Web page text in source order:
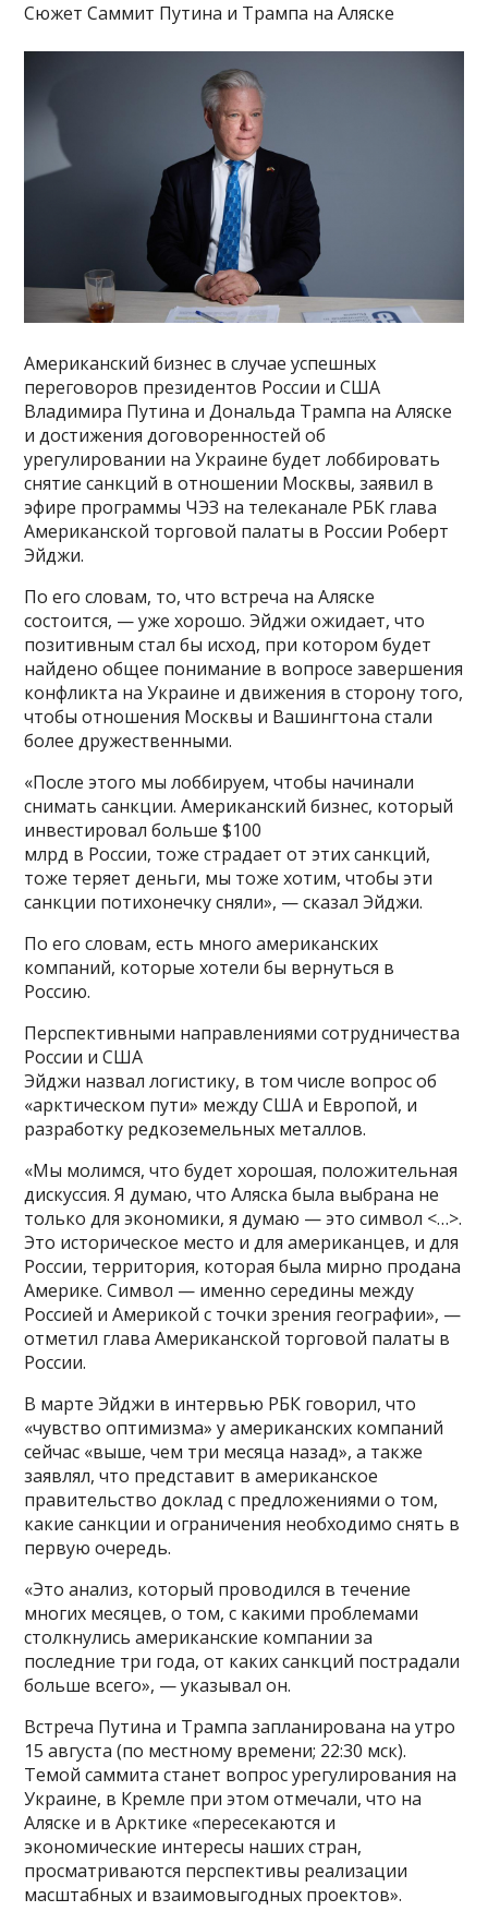
Сюжет Саммит Путина и Трампа на Аляске
Американский бизнес в случае успешных
переговоров президентов России и США
Владимира Путина и Дональда Трампа на Аляске
и достижения договоренностей об
урегулировании на Украине будет лоббировать
снятие санкций в отношении Москвы, заявил в
эфире программы ЧЭЗ на телеканале РБК глава
Американской торговой палаты в России Роберт
Эйджи.
По его словам, то, что встреча на Аляске
состоится, — уже хорошо. Эйджи ожидает, что
позитивным стал бы исход, при котором будет
найдено общее понимание в вопросе завершения
конфликта на Украине и движения в сторону того,
чтобы отношения Москвы и Вашингтона стали
более дружественными.
«После этого мы лоббируем, чтобы начинали
снимать санкции. Американский бизнес, который
инвестировал больше $100
млрд в России, тоже страдает от этих санкций,
тоже теряет деньги, мы тоже хотим, чтобы эти
санкции потихонечку сняли», — сказал Эйджи.
По его словам, есть много американских
компаний, которые хотели бы вернуться в
Россию.
Перспективными направлениями сотрудничества
России и США
Эйджи назвал логистику, в том числе вопрос об
«арктическом пути» между США и Европой, и
разработку редкоземельных металлов.
«Мы молимся, что будет хорошая, положительная
дискуссия. Я думаю, что Аляска была выбрана не
только для экономики, я думаю — это символ <…>.
Это историческое место и для американцев, и для
России, территория, которая была мирно продана
Америке. Символ — именно середины между
Россией и Америкой с точки зрения географии», —
отметил глава Американской торговой палаты в
России.
В марте Эйджи в интервью РБК говорил, что
«чувство оптимизма» у американских компаний
сейчас «выше, чем три месяца назад», а также
заявлял, что представит в американское
правительство доклад с предложениями о том,
какие санкции и ограничения необходимо снять в
первую очередь.
«Это анализ, который проводился в течение
многих месяцев, о том, с какими проблемами
столкнулись американские компании за
последние три года, от каких санкций пострадали
больше всего», — указывал он.
Встреча Путина и Трампа запланирована на утро
15 августа (по местному времени; 22:30 мск).
Темой саммита станет вопрос урегулирования на
Украине, в Кремле при этом отмечали, что на
Аляске и в Арктике «пересекаются и
экономические интересы наших стран,
просматриваются перспективы реализации
масштабных и взаимовыгодных проектов».